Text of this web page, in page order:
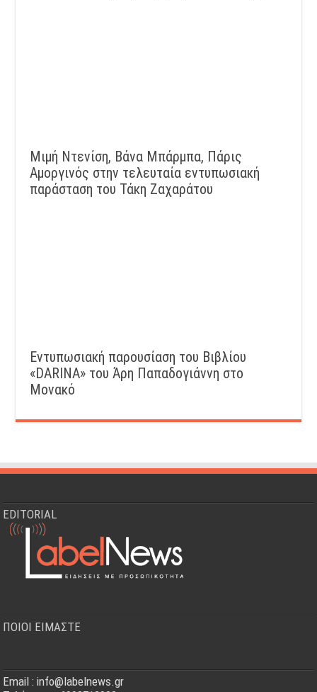
Μιμή Ντενίση, Βάνα Μπάρμπα, Πάρις
Αμοργινός στην τελευταία εντυπωσιακή
παράσταση του Τάκη Ζαχαράτου
Εντυπωσιακή παρουσίαση του Βιβλίου
«DARINA» του Άρη Παπαδογιάννη στο
Μονακό
EDITORIAL
ΠΟΙΟΙ ΕΙΜΑΣΤΕ
Email : info@labelnews.gr